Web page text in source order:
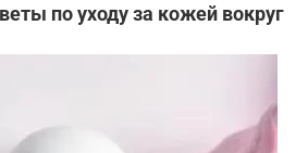
по уходу за кожей вокруг